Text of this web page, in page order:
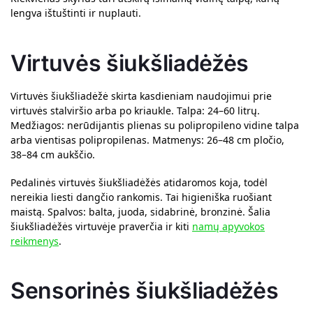
lengva ištuštinti ir nuplauti.
Virtuvės šiukšliadėžės
Virtuvės šiukšliadėžė skirta kasdieniam naudojimui prie
virtuvės stalviršio arba po kriaukle. Talpa: 24–60 litrų.
Medžiagos: nerūdijantis plienas su polipropileno vidine talpa
arba vientisas polipropilenas. Matmenys: 26–48 cm pločio,
38–84 cm aukščio.
Pedalinės virtuvės šiukšliadėžės atidaromos koja, todėl
nereikia liesti dangčio rankomis. Tai higieniška ruošiant
maistą. Spalvos: balta, juoda, sidabrinė, bronzinė. Šalia
šiukšliadėžės virtuvėje praverčia ir kiti namų apyvokos
reikmenys.
Sensorinės šiukšliadėžės